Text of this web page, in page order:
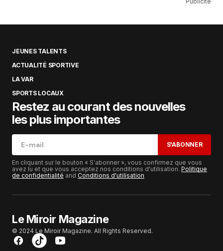
JEUNES TALENTS
ACTUALITÉ SPORTIVE
LA VAR
SPORTS LOCAUX
Restez au courant des nouvelles
les plus importantes
S'ABONNER
En cliquant sur le bouton « S'abonner », vous confirmez que vous
avez lu et que vous acceptez nos conditions d'utilisation. Politique
de confidentialité and Conditions d'utilisation
Le Miroir Magazine
© 2024 Le Miroir Magazine. All Rights Reserved.